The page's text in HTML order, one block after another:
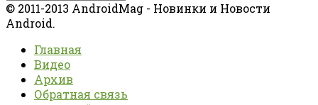
© 2011-2013 AndroidMag - Новинки и Новости
Android.
Главная
Видео
Архив
Обратная связь